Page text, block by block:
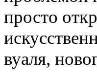
просто
вуаля,